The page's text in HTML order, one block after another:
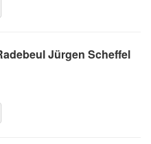
Jürgen Scheffel